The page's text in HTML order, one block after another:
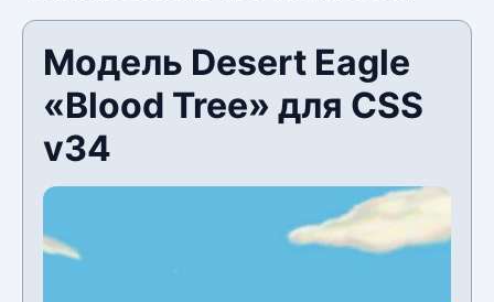
Модель Desert Eagle
«Blood Tree» для CSS
v34